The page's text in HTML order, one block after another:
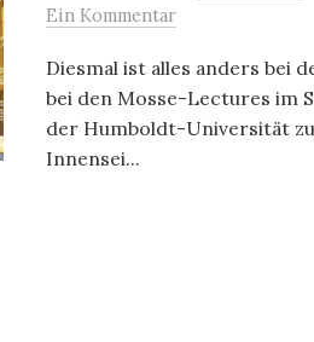
Ein Kommentar
Diesmal ist alles anders bei
bei den Mosse-Lectures im
der Humboldt-Universität
Innensei...